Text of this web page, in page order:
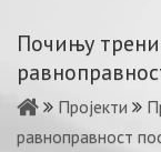
Пoчињу
Пројекти
равноправност